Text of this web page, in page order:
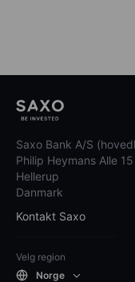
Saxo Bank A/S
Philip Heymans Alle 15
Hellerup
Danmark
Kontakt Saxo
Velg region
Norge